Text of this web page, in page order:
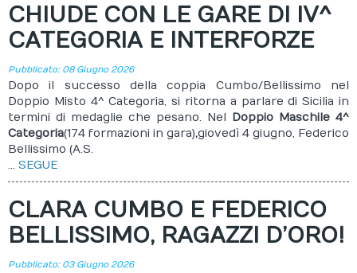
CHIUDE CON LE GARE DI IV^
CATEGORIA E INTERFORZE
Pubblicato: 08 Giugno 2026
Dopo il successo della coppia Cumbo/Bellissimo nel
Doppio Misto 4^ Categoria, si ritorna a parlare di Sicilia in
termini di medaglie che pesano. Nel Doppio Maschile 4^
Categoria(174 formazioni in gara),giovedì 4 giugno, Federico
Bellissimo (A.S.
... SEGUE
CLARA CUMBO E FEDERICO
BELLISSIMO, RAGAZZI D’ORO!
Pubblicato: 03 Giugno 2026